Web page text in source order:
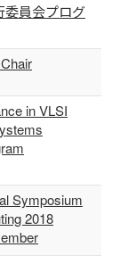
委員会プログ
in VLSI
Symposium
2018